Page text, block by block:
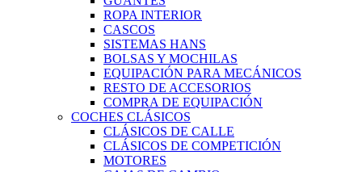
ROPA INTERIOR
CASCOS
SISTEMAS HANS
BOLSAS Y MOCHILAS
EQUIPACIÓN PARA MECÁNICOS
RESTO DE ACCESORIOS
COMPRA DE EQUIPACIÓN
COCHES CLÁSICOS
CLÁSICOS DE CALLE
CLÁSICOS DE COMPETICIÓN
MOTORES